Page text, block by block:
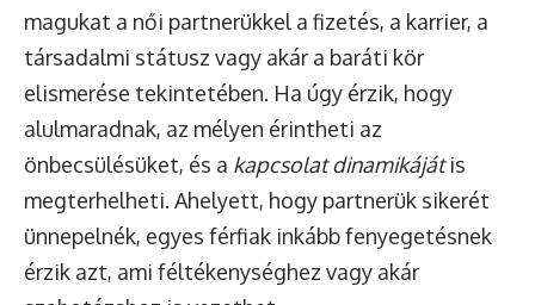
magukat a női partnerükkel a fizetés, a karrier, a
társadalmi státusz vagy akár a baráti kör
elismerése tekintetében. Ha úgy érzik, hogy
alulmaradnak, az mélyen érintheti az
önbecsülésüket, és a kapcsolat dinamikájátis
megterhelheti. Ahelyett, hogy partnerük sikerét
ünnepelnék, egyes férfiak inkább fenyegetésnek
érzik azt, ami féltékenységhez vagy akár